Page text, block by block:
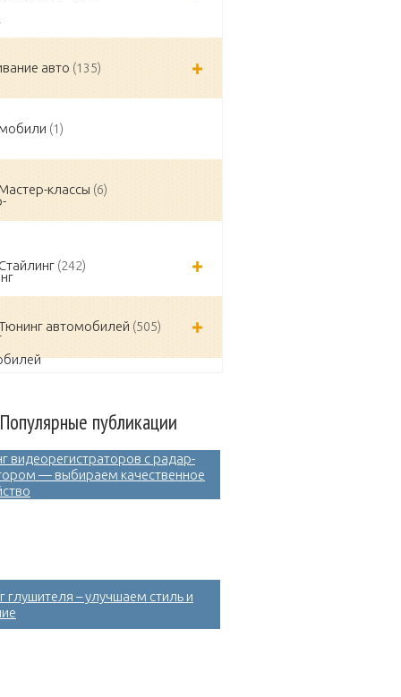
авто (135)
(1)
классы (6)
Стайлинг (242)
автомобилей (505)
Популярные публикации
видеорегистраторов с радар-
— выбираем качественное
глушителя – улучшаем стиль и